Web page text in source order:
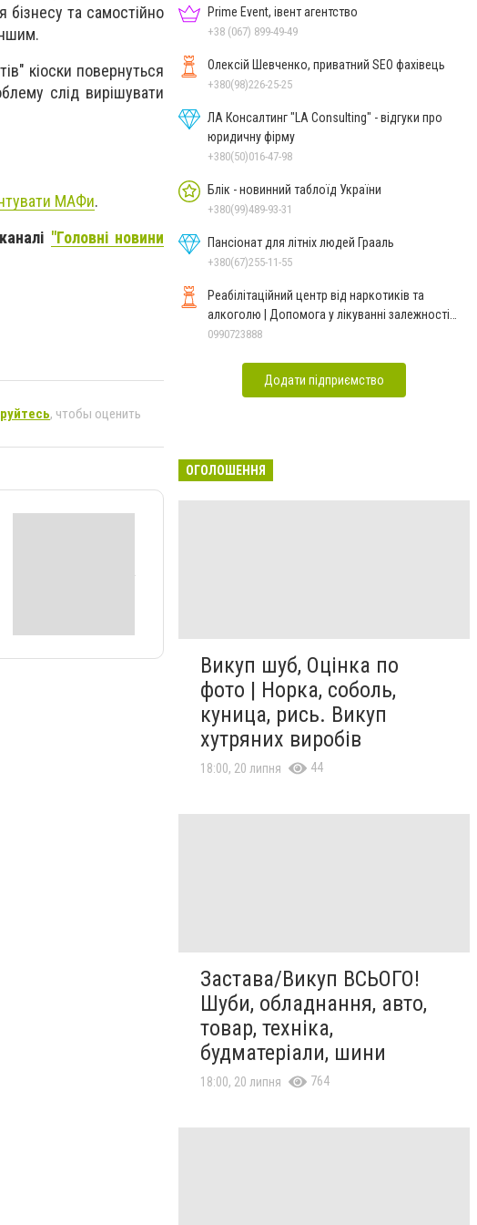
та самостійно
кіоски повернуться
слід вирішувати
МАФи.
"Головні новини
, чтобы оценить
Prime Event, івент агентство
+38 (067) 899-49-49
Олексій Шевченко, приватний SEO фахівець
+380(98)226-25-25
ЛА Консалтинг "LA Consulting" - відгуки про
юридичну фірму
+380(50)016-47-98
Блік - новинний таблоїд України
+380(99)489-93-31
Пансіонат для літніх людей Грааль
+380(67)255-11-55
Реабілітаційний центр від наркотиків та
алкоголю | Допомога у лікуванні залежності
ReaLife
0990723888
Додати підприємство
ОГОЛОШЕННЯ
Викуп шуб, Оцінка по
фото | Норка, соболь,
куница, рись. Викуп
хутряних виробів
18:00, 20 липня 44
Застава/Викуп ВСЬОГО!
Шуби, обладнання, авто,
товар, техніка,
будматеріали, шини
18:00, 20 липня 764